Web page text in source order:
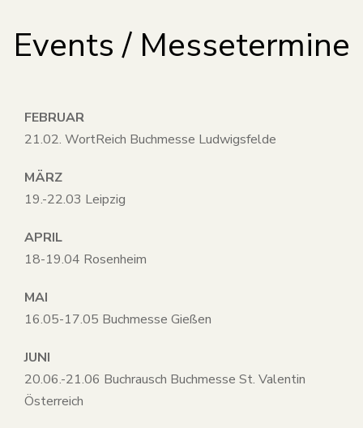
Events / Messetermine
FEBRUAR
21.02. WortReich Buchmesse Ludwigsfelde
MÄRZ
19.-22.03 Leipzig
APRIL
18-19.04 Rosenheim
MAI
16.05-17.05 Buchmesse Gießen
JUNI
20.06.-21.06 Buchrausch Buchmesse St. Valentin
Österreich